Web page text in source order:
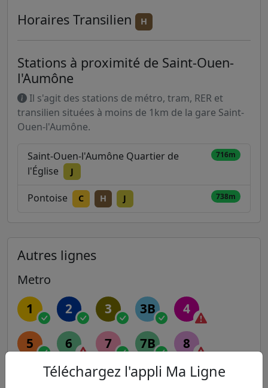
Horaires Transilien H
Stations à proximité de Saint-Ouen-
l'Aumône
Il s'agit des stations de métro, tram, RER et
transilien situées à moins de 1km de la gare Saint-
Ouen-l'Aumône.
Saint-Ouen-l'Aumône Quartier de
l'Église
J
716m
Pontoise C H J 738m
Autres lignes
Metro
1 2 3 3B 4
5 6 7 7B 8
10 11 12 13
Téléchargez l'appli Ma Ligne